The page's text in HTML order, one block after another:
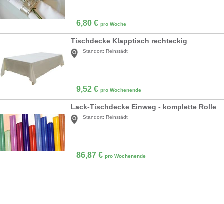
6,80 € pro Woche
Tischdecke Klapptisch rechteckig
Standort: Reinstädt
9,52 € pro Wochenende
Lack-Tischdecke Einweg - komplette Rolle
Standort: Reinstädt
86,87 € pro Wochenende